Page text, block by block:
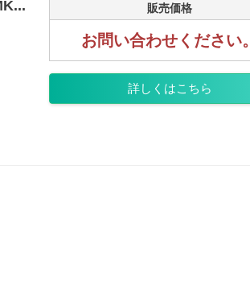
販売価格
お問い合わせください。
詳しくはこちら